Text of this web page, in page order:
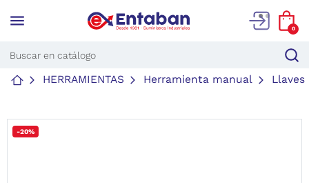
menu 0
HERRAMIENTAS Herramienta manual Llaves
-20%